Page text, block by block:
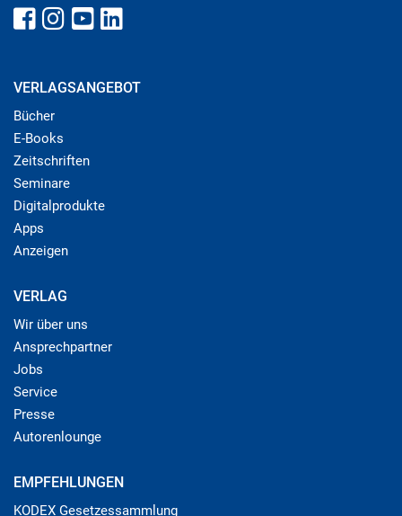
VERLAGSANGEBOT
Bücher
E-Books
Zeitschriften
Seminare
Digitalprodukte
Apps
Anzeigen
VERLAG
Wir über uns
Ansprechpartner
Jobs
Service
Presse
Autorenlounge
EMPFEHLUNGEN
KODEX Gesetzessammlung